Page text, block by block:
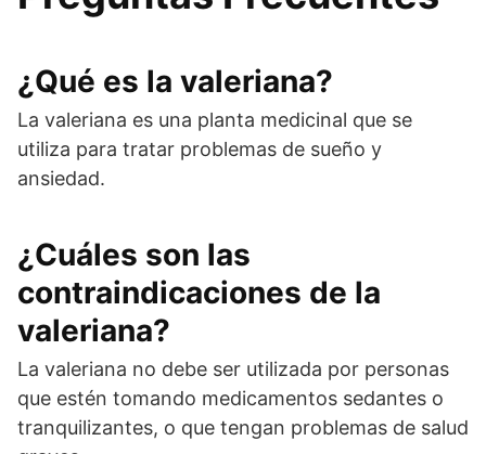
¿Qué es la valeriana?
La valeriana es una planta medicinal que se
utiliza para tratar problemas de sueño y
ansiedad.
¿Cuáles son las
contraindicaciones de la
valeriana?
La valeriana no debe ser utilizada por personas
que estén tomando medicamentos sedantes o
tranquilizantes, o que tengan problemas de salud